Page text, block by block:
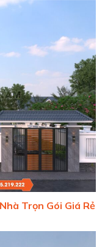
Trọn Gói Giá Rẻ